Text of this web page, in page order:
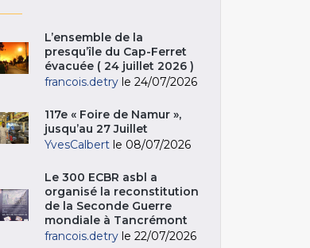
L’ensemble de la
presqu’île du Cap-Ferret
évacuée ( 24 juillet 2026 )
francois.detry le 24/07/2026
117e « Foire de Namur »,
jusqu’au 27 Juillet
YvesCalbert le 08/07/2026
Le 300 ECBR asbl a
organisé la reconstitution
de la Seconde Guerre
mondiale à Tancrémont
francois.detry le 22/07/2026